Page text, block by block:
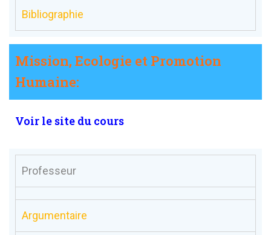
Bibliographie
Mission, Ecologie et Promotion
Humaine:
Voir le site du cours
Professeur
Argumentaire